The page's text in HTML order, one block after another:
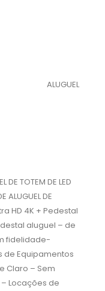
ALUGUEL
DE TOTEM DE LED
ALUGUEL DE
HD 4K + Pedestal
aluguel – de
fidelidade-
de Equipamentos
Claro – Sem
Locações de